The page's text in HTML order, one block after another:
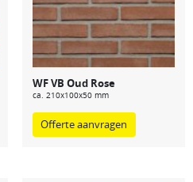
WF VB Oud Rose
ca. 210x100x50 mm
Offerte aanvragen